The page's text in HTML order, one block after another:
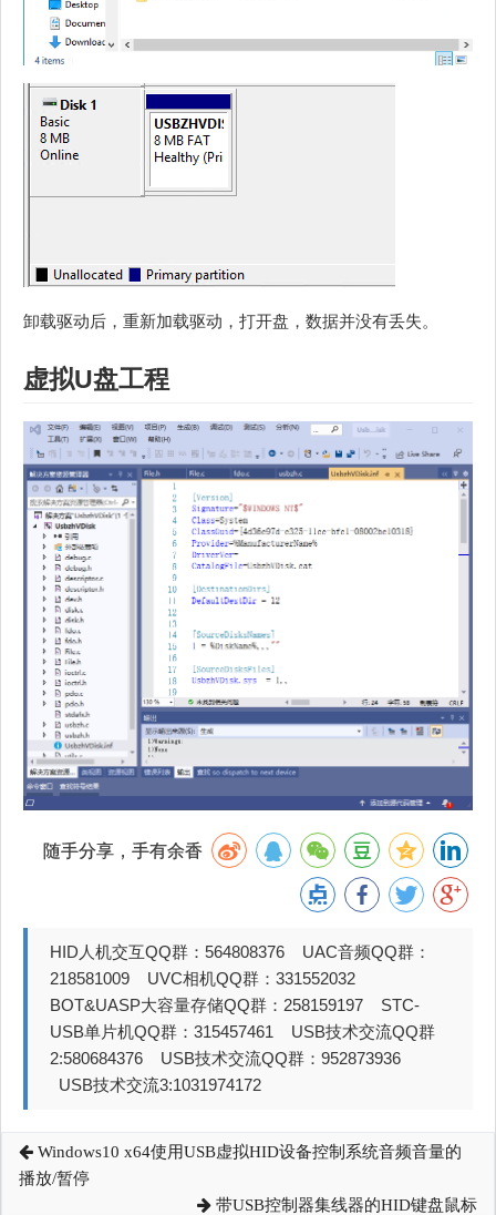
卸载驱动后，重新加载驱动，打开盘，数据并没有丢失。
虚拟U盘工程
随手分享，手有余香
HID人机交互QQ群：564808376 UAC音频QQ群：
218581009 UVC相机QQ群：331552032
BOT&UASP大容量存储QQ群：258159197 STC-
USB单片机QQ群：315457461 USB技术交流QQ群
2:580684376 USB技术交流QQ群：952873936
USB技术交流3:1031974172
Windows10 x64使用USB虚拟HID设备控制系统音频音量的
播放/暂停
带USB控制器集线器的HID键盘鼠标